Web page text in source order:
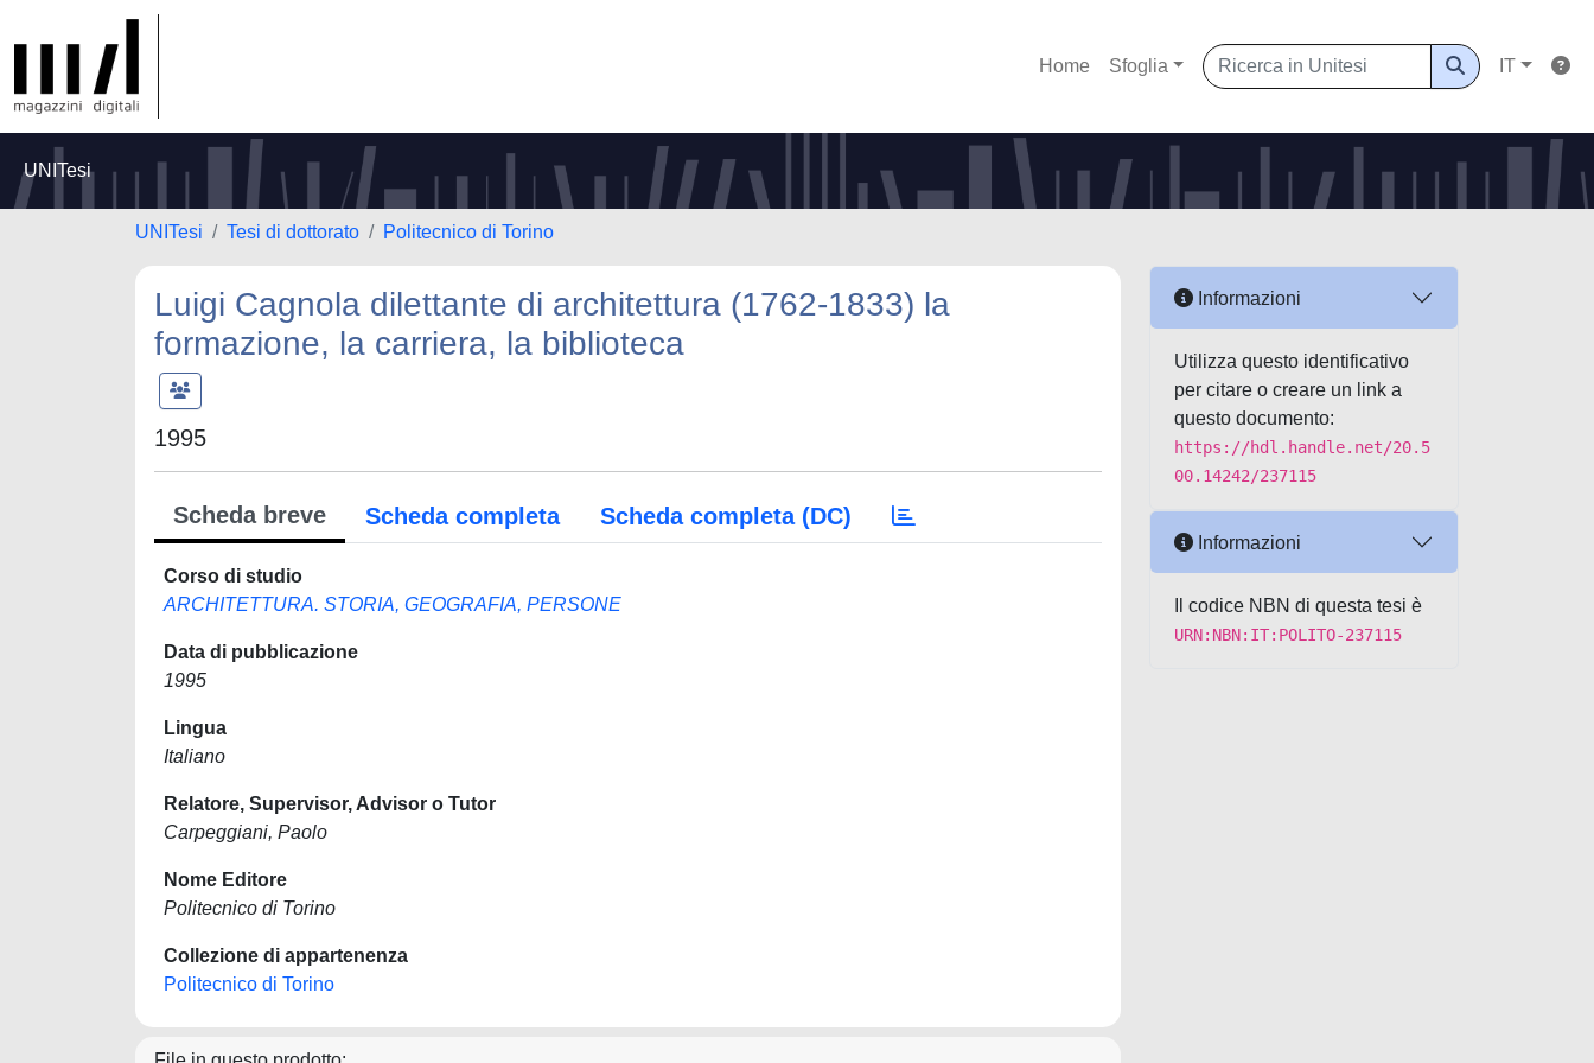
Home Sfoglia IT
UNITesi
UNITesi Tesi di dottorato Politecnico di Torino
Luigi Cagnola dilettante di architettura (1762-1833) la
formazione, la carriera, la biblioteca
1995
Scheda breve Scheda completa Scheda completa (DC)
Corso di studio
ARCHITETTURA. STORIA, GEOGRAFIA, PERSONE
Data di pubblicazione
1995
Lingua
Italiano
Relatore, Supervisor, Advisor o Tutor
Carpeggiani, Paolo
Nome Editore
Politecnico di Torino
Collezione di appartenenza
Politecnico di Torino
Informazioni
Utilizza questo identificativo
per citare o creare un link a
questo documento:
https://hdl.handle.net/20.5
00.14242/237115
Informazioni
Il codice NBN di questa tesi è
URN:NBN:IT:POLITO-237115